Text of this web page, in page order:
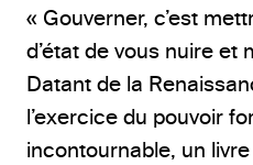
« Gouverner, c’est
d’état de vous nuire et
Datant de la
l’exercice du pouvoir
incontournable, un